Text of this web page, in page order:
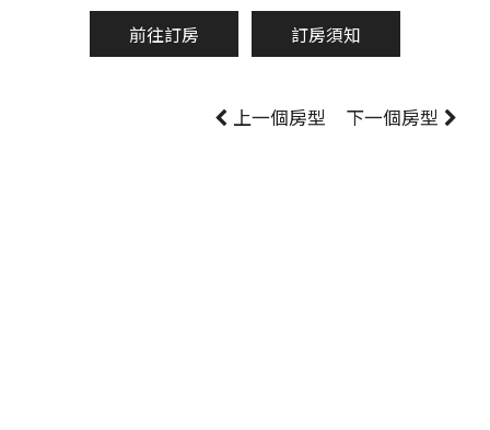
前往訂房 訂房須知
上一個房型 下一個房型